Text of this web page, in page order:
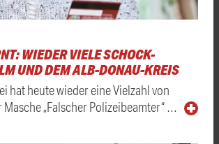
WIEDER VIELE SCHOCK-
UND DEM ALB-DONAU-KREIS
hat heute wieder eine Vielzahl von
„Falscher Polizeibeamter“ …